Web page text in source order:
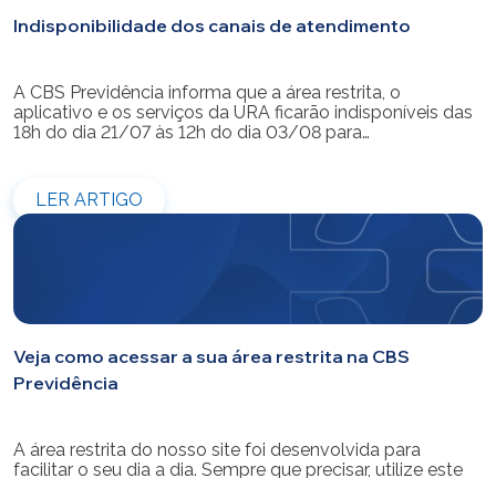
Indisponibilidade dos canais de atendimento
A CBS Previdência informa que a área restrita, o
aplicativo e os serviços da URA ficarão indisponíveis das
18h do dia 21/07 às 12h do dia 03/08 para
entre os dias 22/07 e 31/07. Reforçamos que as
simulações e contratações de empréstimos […]
LER ARTIGO
Veja como acessar a sua área restrita na CBS
Previdência
A área restrita do nosso site foi desenvolvida para
facilitar o seu dia a dia. Sempre que precisar, utilize este